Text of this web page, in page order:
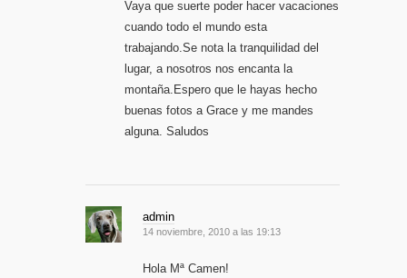
Vaya que suerte poder hacer vacaciones
cuando todo el mundo esta
trabajando.Se nota la tranquilidad del
lugar, a nosotros nos encanta la
montaña.Espero que le hayas hecho
buenas fotos a Grace y me mandes
alguna. Saludos
admin
14 noviembre, 2010 a las 19:13
Hola Mª Camen!